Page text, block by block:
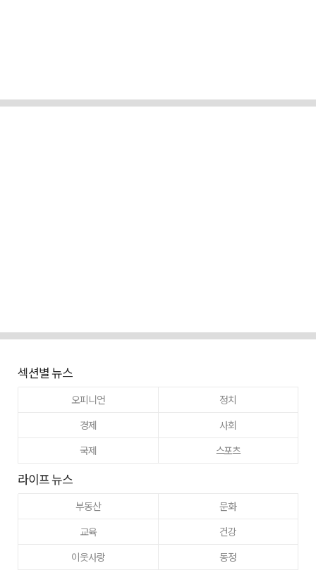
섹션별 뉴스
오피니언
정치
경제
사회
국제
스포츠
라이프 뉴스
부동산
문화
교육
건강
이웃사랑
동정